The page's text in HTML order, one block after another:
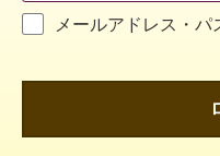
メールアドレス・パ